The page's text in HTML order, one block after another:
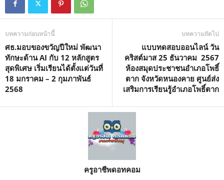
บทความก่อนหน้านี้
ศธ.มอบของขวัญปีใหม่ พัฒนา
ทักษะด้าน AI กับ 12 หลักสูตร
สุดพิเศษ เริ่มเรียนได้ตั้งแต่วันที่
18 มกราคม – 2 กุมภาพันธ์
2568
บทความถัดไป
แบบทดสอบออนไลน์ วัน
คริสต์มาส 25 ธันวาคม 2567
ห้องสมุดประชาชนอำเภอโพธิ์
ตาก จังหวัดหนองคาย ศูนย์ส่ง
เสริมการเรียนรู้อำเภอโพธิ์ตาก
ครูอาชีพดอทคอม